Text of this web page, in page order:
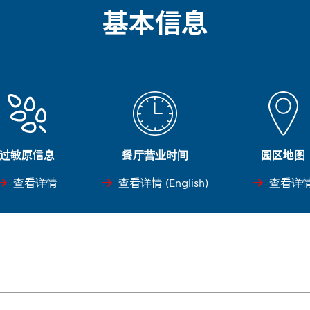
基本信息
过敏原信息
查看详情
餐厅营业时间
查看详情 (English)
园区地图
查看详